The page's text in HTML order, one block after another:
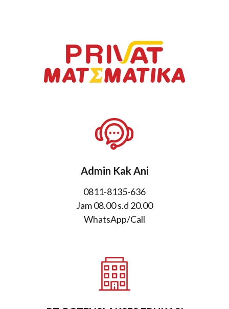
Admin Kak Ani
0811-8135-636
Jam 08.00 s.d 20.00
WhatsApp/Call